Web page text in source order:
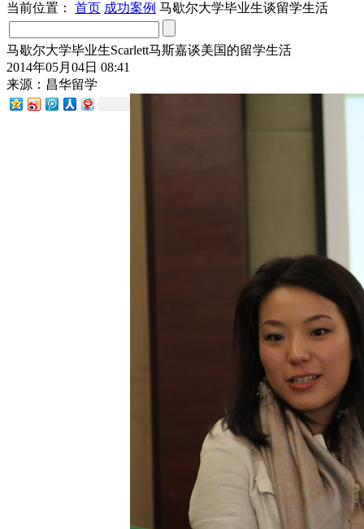
当前位置：
首页 成功案例 马歇尔大学毕业生谈留学生活
马歇尔大学毕业生Scarlett马斯嘉谈美国的留学生活
2014年05月04日 08:41
来源：昌华留学